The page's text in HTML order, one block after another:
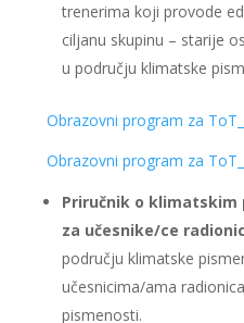
trenerima koji provode
ciljanu skupinu – starije
u području klimatske
Obrazovni program za
Obrazovni program za
Priručnik o
za učesnike/ce
području klimatske
učesnicima/ama
pismenosti.